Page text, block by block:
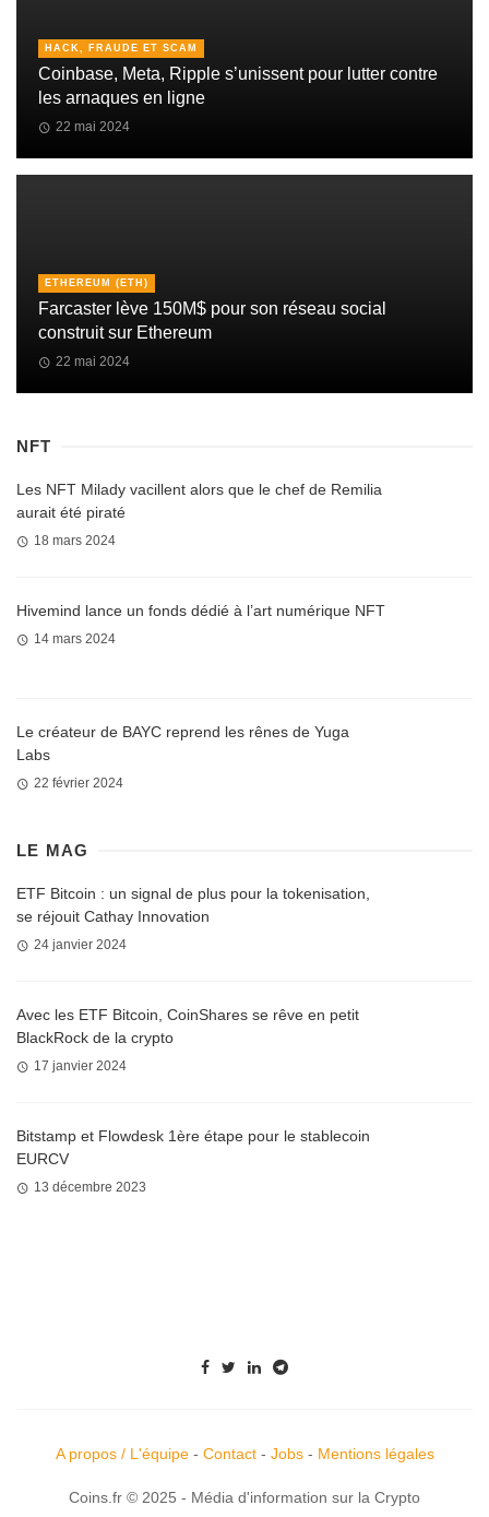
HACK, FRAUDE ET SCAM
Coinbase, Meta, Ripple s’unissent pour lutter contre
les arnaques en ligne
22 mai 2024
ETHEREUM (ETH)
Farcaster lève 150M$ pour son réseau social
construit sur Ethereum
22 mai 2024
NFT
Les NFT Milady vacillent alors que le chef de Remilia
aurait été piraté
18 mars 2024
Hivemind lance un fonds dédié à l’art numérique NFT
14 mars 2024
Le créateur de BAYC reprend les rênes de Yuga
Labs
22 février 2024
LE MAG
ETF Bitcoin : un signal de plus pour la tokenisation,
se réjouit Cathay Innovation
24 janvier 2024
Avec les ETF Bitcoin, CoinShares se rêve en petit
BlackRock de la crypto
17 janvier 2024
Bitstamp et Flowdesk 1ère étape pour le stablecoin
EURCV
13 décembre 2023
A propos / L'équipe- Contact- Jobs- Mentions légales
Coins.fr © 2025 - Média d'information sur la Crypto